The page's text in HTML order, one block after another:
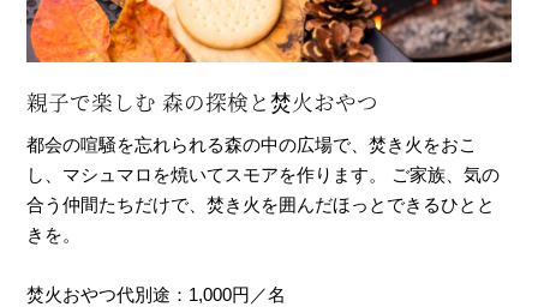
親子で楽しむ 森の探検と焚火おやつ
都会の喧騒を忘れられる森の中の広場で、焚き火をおこ
し、マシュマロを焼いてスモアを作ります。 ご家族、気の
合う仲間たちだけで、焚き火を囲んだほっとできるひとと
きを。
焚火おやつ代別途：1,000円／名